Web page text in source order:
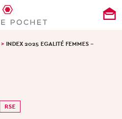
> INDEX 2025 EGALITÉ FEMMES –
RSE